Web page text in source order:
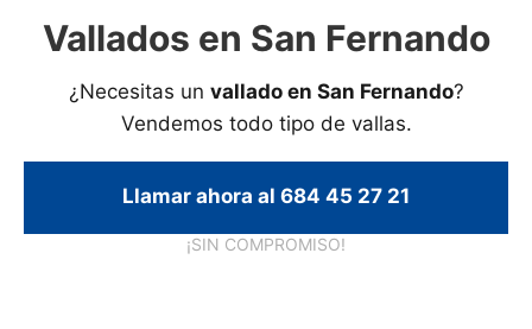
Vallados en San Fernando
¿Necesitas un vallado en San Fernando?
Vendemos todo tipo de vallas.
Llamar ahora al 684 45 27 21
¡SIN COMPROMISO!